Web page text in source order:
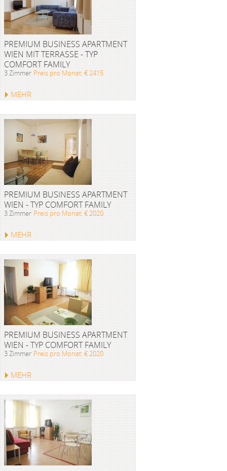
PREMIUM BUSINESS APARTMENT
WIEN MIT TERRASSE - TYP
COMFORT FAMILY
3 Zimmer Preis pro Monat: € 2415
MEHR
PREMIUM BUSINESS APARTMENT
WIEN - TYP COMFORT FAMILY
3 Zimmer Preis pro Monat: € 2020
MEHR
PREMIUM BUSINESS APARTMENT
WIEN - TYP COMFORT FAMILY
3 Zimmer Preis pro Monat: € 2020
MEHR